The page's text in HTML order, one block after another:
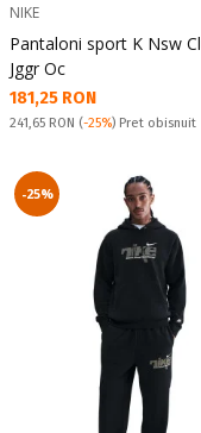
NIKE
Pantaloni sport K Nsw
Jggr Oc
Текуща цена:
181,25 RON
Pret obisnuit:
241,65 RON (-25%) Pret obisnuit
-25%